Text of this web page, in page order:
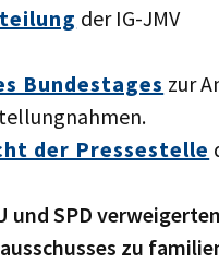
der IG-JMV
Bundestages zur
der Pressestelle
und SPD
zu